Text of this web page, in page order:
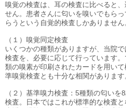
嗅覚の検査は、耳の検査に比べると
せん。患者さんに匂いを嗅いでもら
らうという自覚的検査しかありません
（１）嗅覚同定検査
いくつかの種類がありますが、当院
検査を、必要に応じて行っています
類の嗅素が印刷されたカードを用い
準嗅覚検査とも十分な相関があります
（２）基準嗅力検査：5種類の匂いを
検査。日本ではこれが標準的な検査